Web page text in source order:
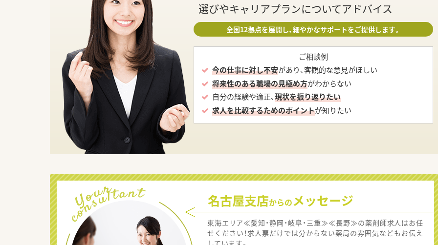
選びやキャリアプランについてアドバイス
全国12拠点を展開し、細やかなサポートをご提供します。
ご相談例
今の仕事に対し不安があり、客観的な意見がほしい
将来性のある職場の見極め方がわからない
自分の経験や適正、現状を振り返りたい
求人を比較するためのポイントが知りたい
名古屋支店からのメッセージ
東海エリア≪愛知・静岡・岐阜・三重≫≪長野≫の薬剤師求人はお任
せください！求人票だけでは分からない薬局の雰囲気などもお伝え